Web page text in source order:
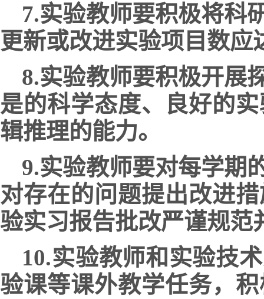
7.实验教师要积极将科
更新或改进实验项目数应
8.实验教师要积极开展
是的科学态度、良好的
辑推理的能力。
9.实验教师要对每学期
对存在的问题提出改进
验实习报告批改严谨规范
10.实验教师和实验技
验课等课外教学任务，